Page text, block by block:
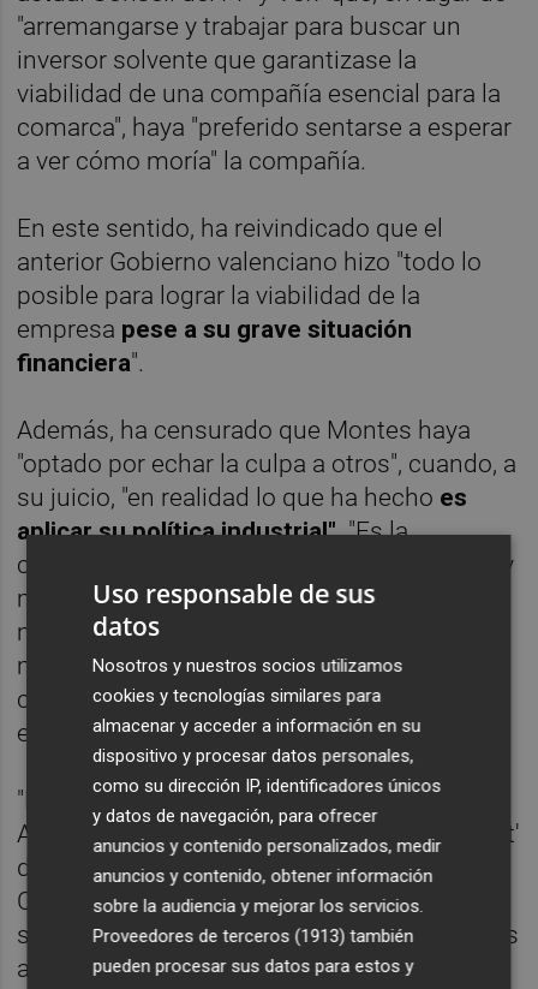
"arremangarse y trabajar para buscar un
inversor solvente que garantizase la
viabilidad de una compañía esencial para la
comarca", haya "preferido sentarse a esperar
a ver cómo moría" la compañía.
En este sentido, ha reivindicado que el
anterior Gobierno valenciano hizo "todo lo
posible para lograr la viabilidad de la
empresa pese a su grave situación
financiera".
Además, ha censurado que Montes haya
"optado por echar la culpa a otros", cuando, a
su juicio, "en realidad lo que ha hecho es
aplicar su política industrial". "Es la
consellera que dijo que 'las empresas nace y
mueren' y que 'no se puede mantener a
muertos vivientes' en un evidente
menosprecio a las familias afectadas por la
crisis de la compañía y al futuro del tejido
económico de la zona", ha argumentado.
"Esta es la política de -el presidente de
Argentina, Javier- Milei que trae -el 'president'
de la Generalitat, Carlos- Mazón a la
Comunitat Valenciana y que solo genera
sufrimiento a las familias de los trabajadores
afectados por la inacción de un Consell que
Uso responsable de sus
datos
Nosotros y nuestros socios utilizamos
cookies y tecnologías similares para
almacenar y acceder a información en su
dispositivo y procesar datos personales,
como su dirección IP, identificadores únicos
y datos de navegación, para ofrecer
anuncios y contenido personalizados, medir
anuncios y contenido, obtener información
sobre la audiencia y mejorar los servicios.
Proveedores de terceros (1913) también
pueden procesar sus datos para estos y